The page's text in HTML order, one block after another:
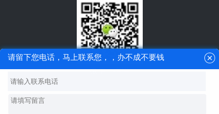
请留下您电话，马上联系您，，办不成不要钱
微信二维码